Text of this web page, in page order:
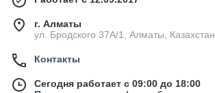
г. Алматы
ул. Бродского 37А/1, Алматы, Казахстан
Контакты
Сегодня работает с 09:00 до 18:00